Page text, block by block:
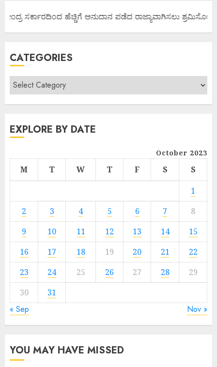
ಸರ್ಕಾರದಿಂದ ಹೆಚ್ಚಿಗೆ ಅನುದಾನ ಪಡೆದ ರಾಜ್ಯಾವಾಗಿಸಲು ಶ್ರಮಿಸೋಣ
CATEGORIES
EXPLORE BY DATE
October 2023
M T W T F S
S
1
2
3 4 5 6 7
8
9
10 11 12 13 14
15
16
17 18 19 20 21
22
23
24 25 26 27 28
29
30
31
« Sep Nov »
YOU MAY HAVE MISSED